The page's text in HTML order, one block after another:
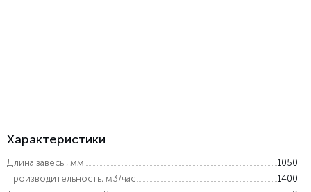
Характеристики
Длина завесы, мм
1050
Производительность, м3/час
1400